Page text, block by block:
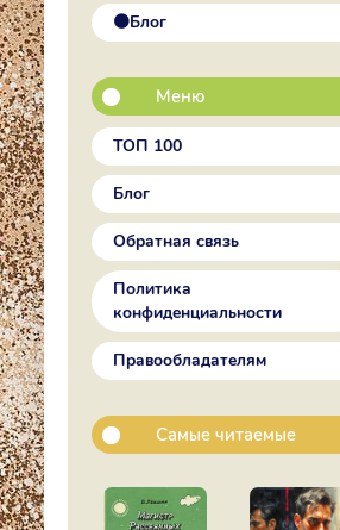
🟠Блог
Меню
ТОП 100
Блог
Обратная связь
Политика
конфиденциальности
Правообладателям
Самые читаемые